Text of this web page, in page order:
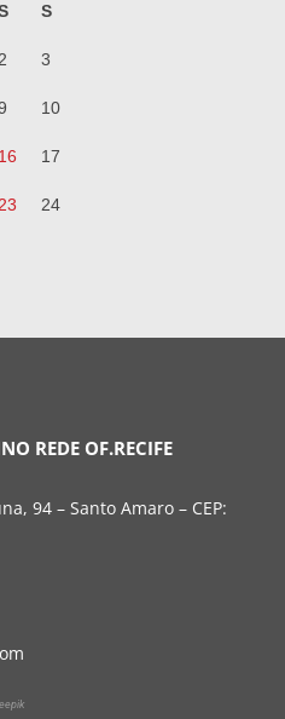
S
2 3
10
16 17
23 24
REDE OF.RECIFE
94 – Santo Amaro – CEP: